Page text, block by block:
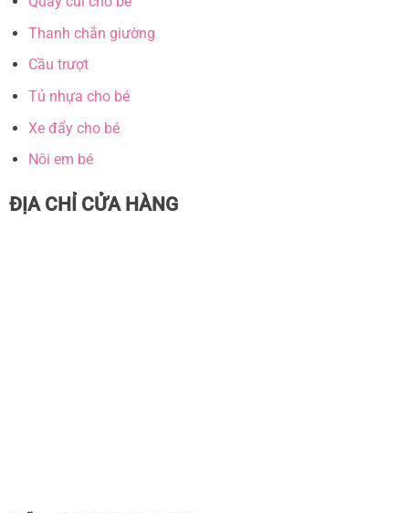
Thanh chắn giường
Cầu trượt
Tủ nhựa cho bé
Xe đẩy cho bé
Nôi em bé
ĐỊA CHỈ CỬA HÀNG